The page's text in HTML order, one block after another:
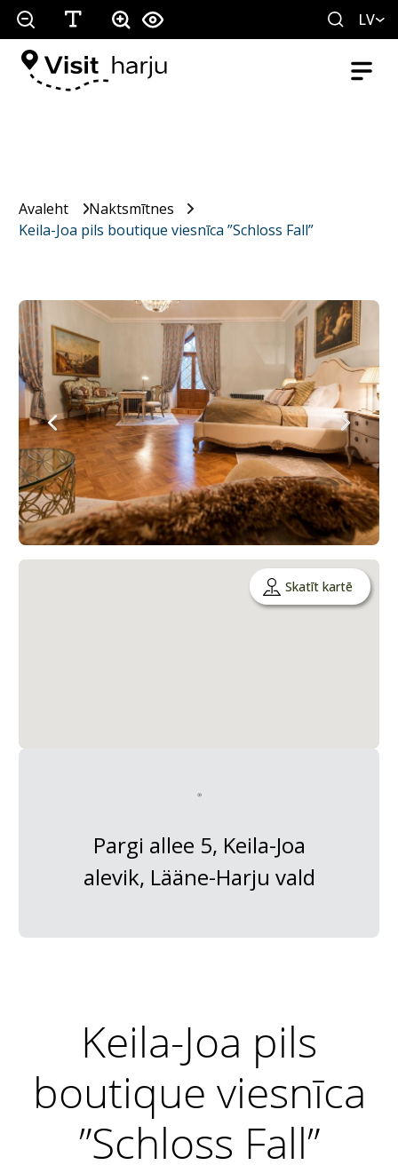
LV
Avaleht
Naktsmītnes
Keila-Joa pils boutique viesnīca ”Schloss Fall”
Skatīt kartē
Pargi allee 5, Keila-Joa
alevik, Lääne-Harju vald
Keila-Joa pils
boutique viesnīca
”Schloss Fall”